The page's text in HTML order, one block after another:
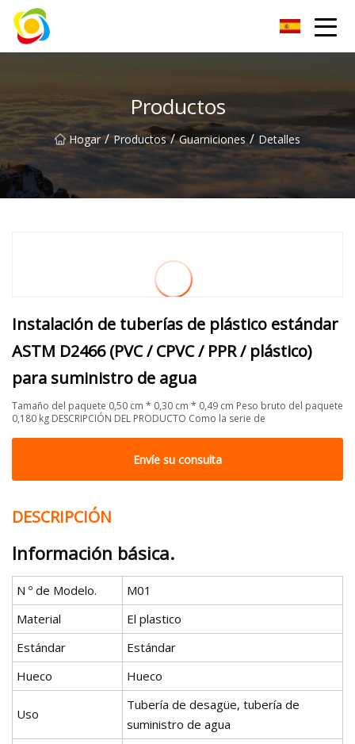
Productos
Hogar / Productos / Guarniciones / Detalles
Instalación de tuberías de plástico estándar
ASTM D2466 (PVC / CPVC / PPR / plástico)
para suministro de agua
Tamaño del paquete 0,50 cm * 0,30 cm * 0,49 cm Peso bruto del paquete
0,180 kg DESCRIPCIÓN DEL PRODUCTO Como la serie de
Envíe su consulta
DESCRIPCIÓN
Información básica.
N º de Modelo.
M01
Material
El plastico
Estándar
Estándar
Hueco
Hueco
Uso
Tubería de desagüe, tubería de
suministro de agua